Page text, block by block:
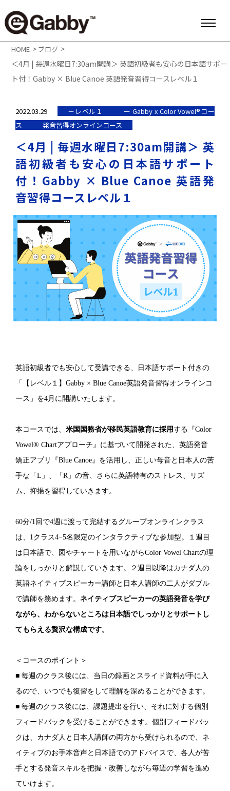
HOME > ブログ >
＜4月 | 毎週水曜日7:30am開講＞ 英語初級者も安心の日本語サポー
ト付！Gabby × Blue Canoe 英語発音習得コースレベル１
2022.03.29 －レベル１
ー Gabby x Color Vowel®︎コー
ス
発音習得オンラインコース
＜4月 | 毎週水曜日7:30am開講＞ 英
語初級者も安心の日本語サポート
付！Gabby × Blue Canoe 英語発
音習得コースレベル１
英語初級者でも安心して受講できる、日本語サポート付きの
「【レベル１】Gabby × Blue Canoe英語発音習得オンラインコ
ース」を4月に開講いたします。
本コースでは、米国国務省が移民英語教育に採用する『Color
Vowel® Chartアプローチ』に基づいて開発された、英語発音
矯正アプリ『Blue Canoe』を活用し、正しい母音と日本人の苦
手な「L」、「R」の音、さらに英語特有のストレス、リズ
ム、抑揚を習得していきます。
60分/1回で4週に渡って完結するグループオンラインクラス
は、1クラス4−5名限定のインタラクティブな参加型。１週目
は日本語で、図やチャートを用いながらColor Vowel Chartの理
論をしっかりと解説していきます。２週目以降はカナダ人の
英語ネイティブスピーカー講師と日本人講師の二人がダブル
で講師を務めます。ネイティブスピーカーの英語発音を学び
ながら、わからないところは日本語でしっかりとサポートし
てもらえる贅沢な構成です。
＜コースのポイント＞
■ 毎週のクラス後には、当日の録画とスライド資料が手に入
るので、いつでも復習をして理解を深めることができます。
■ 毎週のクラス後には、課題提出を行い、それに対する個別
フィードバックを受けることができます。個別フィードバッ
クは、カナダ人と日本人講師の両方から受けられるので、ネ
イティブのお手本音声と日本語でのアドバイスで、各人が苦
手とする発音スキルを把握・改善しながら毎週の学習を進め
ていけます。